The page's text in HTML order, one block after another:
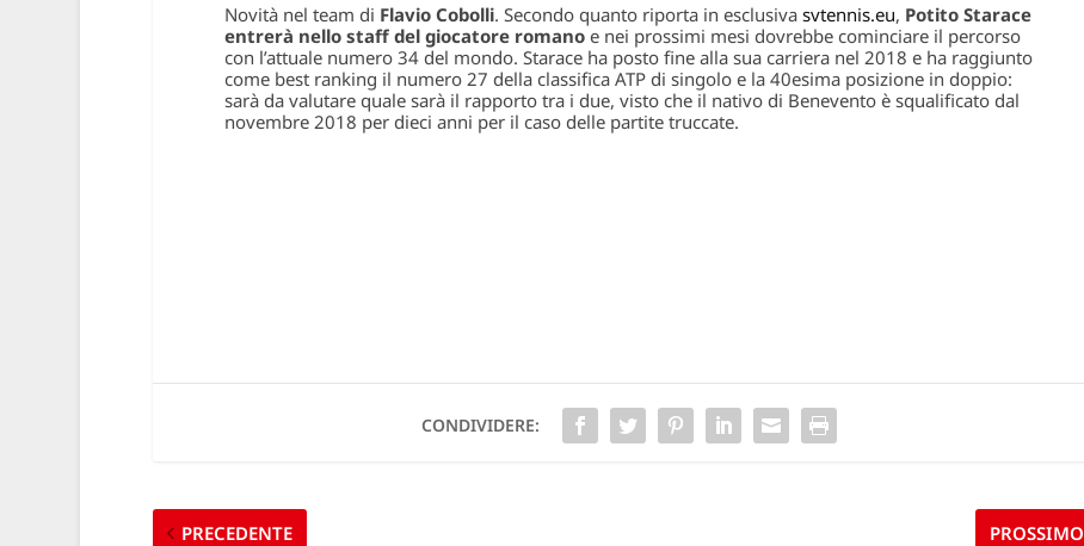
Novità nel team di Flavio Cobolli. Secondo quanto riporta in esclusiva svtennis.eu, Potito Starace
entrerà nello staff del giocatore romano e nei prossimi mesi dovrebbe cominciare il percorso
con l’attuale numero 34 del mondo. Starace ha posto fine alla sua carriera nel 2018 e ha raggiunto
come best ranking il numero 27 della classifica ATP di singolo e la 40esima posizione in doppio:
sarà da valutare quale sarà il rapporto tra i due, visto che il nativo di Benevento è squalificato dal
novembre 2018 per dieci anni per il caso delle partite truccate.
CONDIVIDERE:
PRECEDENTE PROSSIMO